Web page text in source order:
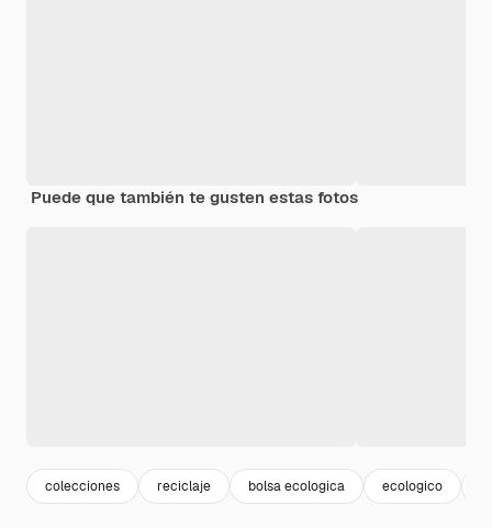
Puede que también te gusten estas fotos
colecciones reciclaje bolsa ecologica ecologico